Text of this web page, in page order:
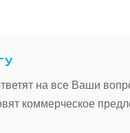
на все Ваши
коммерческое